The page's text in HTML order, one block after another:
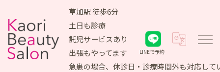
草加駅 徒歩6分
土日も診療
託児サービスあり
出張もやってます
急患の場合、休診日・診療時間外も対応して
LINEで予約